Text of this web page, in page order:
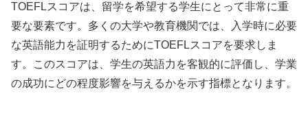
TOEFLスコアは、留学を希望する学生にとって非常に重
要な要素です。多くの大学や教育機関では、入学時に必要
な英語能力を証明するためにTOEFLスコアを要求しま
す。このスコアは、学生の英語力を客観的に評価し、学業
の成功にどの程度影響を与えるかを示す指標となります。